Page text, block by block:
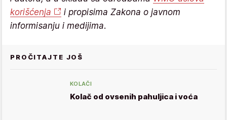
korišćenja
i propisima Zakona o javnom
informisanju i medijima.
PROČITAJTE JOŠ
KOLAČI
Kolač od ovsenih pahuljica i voća